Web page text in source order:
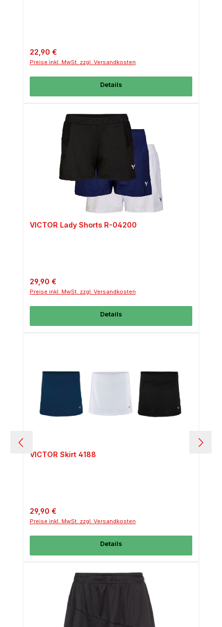
Regulärer Preis:
22,90 €
Preise inkl. MwSt. zzgl. Versandkosten
Details
VICTOR Lady Shorts R-04200
Regulärer Preis:
29,90 €
Preise inkl. MwSt. zzgl. Versandkosten
Details
VICTOR Skirt 4188
Regulärer Preis:
29,90 €
Preise inkl. MwSt. zzgl. Versandkosten
Details